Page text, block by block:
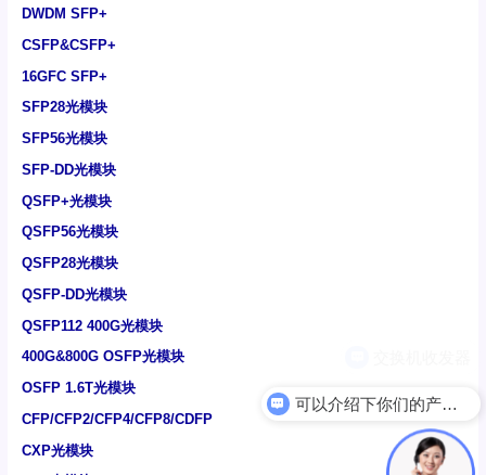
DWDM SFP+
CSFP&CSFP+
16GFC SFP+
SFP28光模块
SFP56光模块
SFP-DD光模块
QSFP+光模块
QSFP56光模块
QSFP28光模块
QSFP-DD光模块
QSFP112 400G光模块
400G&800G OSFP光模块
OSFP 1.6T光模块
CFP/CFP2/CFP4/CFP8/CDFP
CXP光模块
可以介绍下你们的产品么